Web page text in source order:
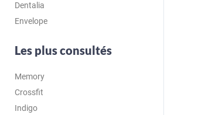
Dentalia
Envelope
Les plus consultés
Memory
Crossfit
Indigo